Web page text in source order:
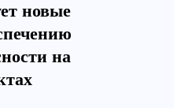
новые
на